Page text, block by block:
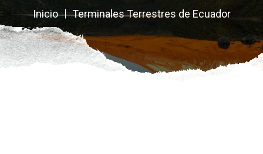
Inicio Terminales Terrestres de Ecuador